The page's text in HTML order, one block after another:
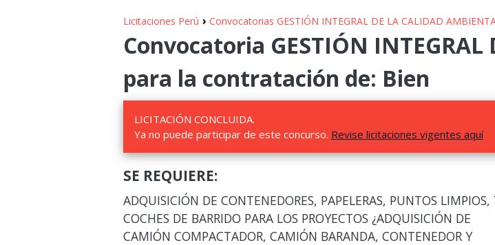
Licitaciones Perú › Convocatorias GESTIÓN INTEGRAL DE LA CALIDAD
Convocatoria GESTIÓN INTEGRAL
para la contratación de: Bien
LICITACIÓN CONCLUIDA.
Ya no puede participar de este concurso. Revise licitaciones vigentes aquí
SE REQUIERE:
ADQUISICIÓN DE CONTENEDORES, PAPELERAS, PUNTOS LIMPIOS,
COCHES DE BARRIDO PARA LOS PROYECTOS ¿ADQUISICIÓN DE
CAMIÓN COMPACTADOR, CAMIÓN BARANDA, CONTENEDOR Y